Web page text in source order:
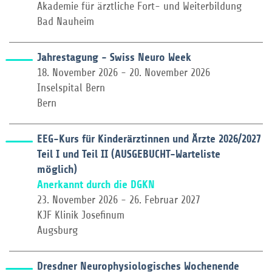
Akademie für ärztliche Fort- und Weiterbildung
Bad Nauheim
Jahrestagung - Swiss Neuro Week
18. November 2026 - 20. November 2026
Inselspital Bern
Bern
EEG-Kurs für Kinderärztinnen und Ärzte 2026/2027
Teil I und Teil II (AUSGEBUCHT-Warteliste
möglich)
Anerkannt durch die DGKN
23. November 2026 - 26. Februar 2027
KJF Klinik Josefinum
Augsburg
Dresdner Neurophysiologisches Wochenende